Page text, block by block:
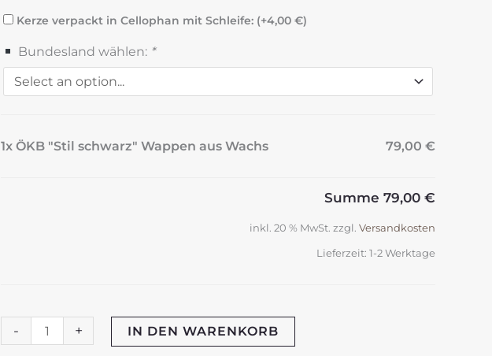
Kerze verpackt in Cellophan mit Schleife: (+4,00 €)
Bundesland wählen: *
1x ÖKB "Stil schwarz" Wappen aus Wachs 79,00 €
Summe 79,00 €
inkl. 20 % MwSt. zzgl. Versandkosten
Lieferzeit: 1-2 Werktage
-
ÖKB
+ IN DEN WARENKORB